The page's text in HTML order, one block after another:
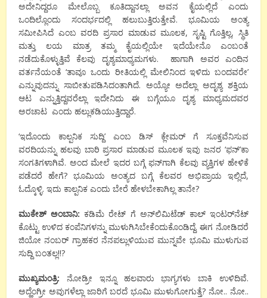
ಅದೇನಿದ್ದರೂ ಮೇಲೊಬ್ಬ ಕೂತಿದ್ದಾನಲ್ಲಾ ಅವನ ಕೈಯಲ್ಲಿದೆ ಎಂದು
ಒಂದಿಲ್ಲೊಂದು ಸಂದರ್ಭದಲ್ಲಿ ಹಲುಬುತ್ತಿರುತ್ತೇವೆ. ಭೂಮಿಯ ಅಂತ್ಯ
ಸಮೀಪಿಸಿದೆ ಎಂಬ ವರದಿ ಪ್ರಸಾರ ಮಾಡುವ ಮೂಲಕ, ಸೃಷ್ಟಿ ಗೊತ್ತಿಲ್ಲ, ಸ್ಥಿತಿ
ಮತ್ತು ಲಯ ಮಾತ್ರ ತಮ್ಮ ಕೈಯಲ್ಲಿಯೇ ಇದೆಯೇನೊ ಎಂಬಂತೆ
ನಡೆದುಕೊಳ್ಳುತ್ತಿವೆ ಕೆಲವು ದೃಶ್ಯಮಾಧ್ಯಮಗಳು. ಹಾಗಾಗಿ ಅವರ ಎಂದಿನ
ವರ್ತನೆಯಂತೆ ‘ತಾವೂ ಒಂದು ರೀತಿಯಲ್ಲಿ ಮೇಲಿನಿಂದ ಇಳಿದು ಬಂದವರೇ’
ಎನ್ನುವುದನ್ನು ಸಾಬೀತುಪಡಿಸಿದಂತಾಗಿದೆ. ಅಯ್ಯೋ ಅದೆಲ್ಲಾ ಅದೃಶ್ಯ ಶಕ್ತಿಯ
ಆಟ ಎನ್ನುತ್ತಿದ್ದವರೆಲ್ಲಾ ಇದೇನಿದು ಈ ಬಗ್ಗೆಯೂ ದೃಶ್ಯ ಮಾಧ್ಯಮದವರ
ಅರಚಾಟ ಎಂದು ಹಲ್ಲುಕಡಿಯುತ್ತಿದ್ದಾರೆ.
‘ಇದೊಂದು ಕಾಲ್ಪನಿಕ ಸುದ್ದಿ’ ಎಂಬ ಡಿಸ್ ಕ್ಲೇಮರ್ ಗೆ ಸೂಕ್ತವೆನಿಸುವ
ವರದಿಯನ್ನು ಹಲವು ಬಾರಿ ಪ್ರಸಾರ ಮಾಡುವ ಮೂಲಕ ಇವು ಜನರ ‘ಫನ್’ಕಾ
ಸಂಗತಿಗಳಾಗಿವೆ. ಅಂದ ಮೇಲೆ ಇದರ ಬಗ್ಗೆ ಫನ್‌ಗಾಗಿ ಕೆಲವು ವ್ಯಕ್ತಿಗಳ ಹೇಳಿಕೆ
ಪಡೆದರೆ ಹೇಗೆ? ಭೂಮಿಯ ಅಂತ್ಯದ ಬಗ್ಗೆ ಕೆಲವರ ಅಭಿಪ್ರಾಯ ಇಲ್ಲಿದೆ,
ಓದ್ಕೊಳ್ಳಿ. ಇದು ಕಾಲ್ಪನಿಕ ಎಂದು ಬೇರೆ ಹೇಳಬೇಕಾಗಿಲ್ಲ ತಾನೇ?
ಮುಕೇಶ್ ಅಂಬಾನಿ: ಕಡಿಮೆ ರೇಟ್ ಗೆ ಅನ್‌ಲಿಮಿಟೆಡ್ ಕಾಲ್ ಇಂಟರ್‌ನೆಟ್
ಕೊಟ್ಟು ಉಳಿದ ಕಂಪೆನಿಗಳನ್ನು ಮುಳುಗಿಸಿಬೇಕೆಂದುಕೊಂಡಿದ್ದೆ. ಈಗ ನೋಡಿದರೆ
ಜಿಯೋ ನಂಬರ್ ಗ್ರಾಹಕರ ನೆನಪಲ್ಲುಳಿಯುವ ಮುನ್ನವೇ ಭೂಮಿ ಮುಳುಗುವ
ಸುದ್ದಿ ಬಂತಲ್ಲ!!?
ಮುಖ್ಯಮಂತ್ರಿ: ನೋಡ್ರೀ ಇನ್ನೂ ಹಲವಾರು ಭಾಗ್ಯಗಳು ಬಾಕಿ ಉಳಿದಿವೆ.
ಅದ್ಹೆಂಗ್ರೀ ಅವುಗಳೆಲ್ಲಾ ಜಾರಿಗೆ ಬರದೆ ಭೂಮಿ ಮುಳುಗೋಗುತ್ತೆ? ನೋ.. ನೋ..